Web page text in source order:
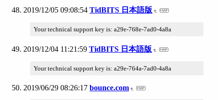
2019/12/05 09:08:54 TidBITS 日本語版
Your technical support key is: a29e-768e-7ad0-4a8a
2019/12/04 11:21:59 TidBITS 日本語版
Your technical support key is: a29e-764a-7ad0-4a8a
2019/06/29 08:26:17 bounce.com